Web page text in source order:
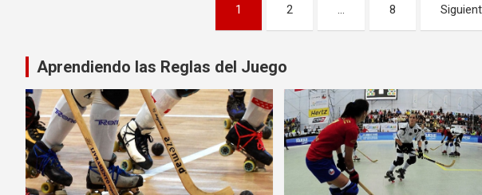
entradas
1 2 … 8
Aprendiendo las Reglas del Juego